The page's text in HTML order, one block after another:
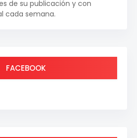
de su publicación y con
cada semana.
FACEBOOK